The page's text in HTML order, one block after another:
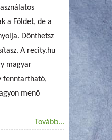
a Földet, de a
Dönthetsz
A recity.hu
magyar
fenntartható,
menő
Tovább...